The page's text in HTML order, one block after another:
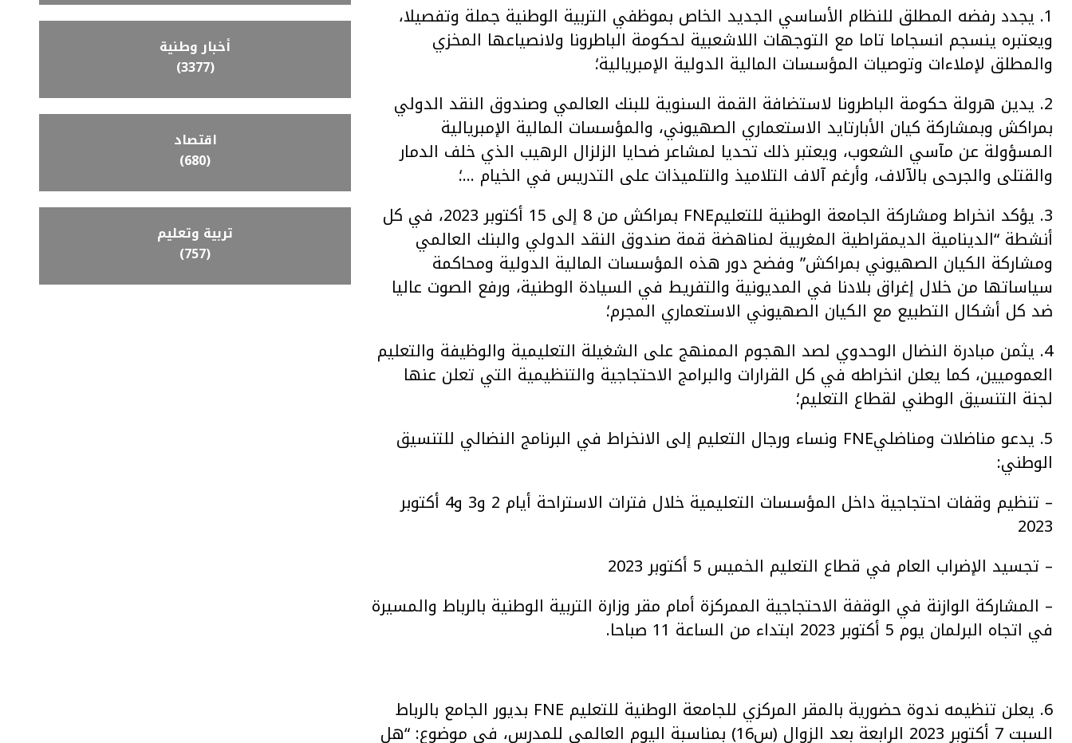
1. يجدد رفضه المطلق للنظام الأساسي الجديد الخاص بموظفي التربية الوطنية جملة وتفصيلا،
ويعتبره ينسجم انسجاما تاما مع التوجهات اللاشعبية لحكومة الباطرونا ولانصياعها المخزي
والمطلق لإملاءات وتوصيات المؤسسات المالية الدولية الإمبريالية؛
2. يدين هرولة حكومة الباطرونا لاستضافة القمة السنوية للبنك العالمي وصندوق النقد الدولي
بمراكش وبمشاركة كيان الأبارتايد الاستعماري الصهيوني، والمؤسسات المالية الإمبريالية
المسؤولة عن مآسي الشعوب، ويعتبر ذلك تحديا لمشاعر ضحايا الزلزال الرهيب الذي خلف الدمار
والقتلى والجرحى بالآلاف، وأرغم آلاف التلاميذ والتلميذات على التدريس في الخيام …؛
3. يؤكد انخراط ومشاركة الجامعة الوطنية للتعليمFNE بمراكش من 8 إلى 15 أكتوبر 2023، في كل
أنشطة “الدينامية الديمقراطية المغربية لمناهضة قمة صندوق النقد الدولي والبنك العالمي
ومشاركة الكيان الصهيوني بمراكش” وفضح دور هذه المؤسسات المالية الدولية ومحاكمة
سياساتها من خلال إغراق بلادنا في المديونية والتفريط في السيادة الوطنية، ورفع الصوت عاليا
ضد كل أشكال التطبيع مع الكيان الصهيوني الاستعماري المجرم؛
4. يثمن مبادرة النضال الوحدوي لصد الهجوم الممنهج على الشغيلة التعليمية والوظيفة والتعليم
العموميين، كما يعلن انخراطه في كل القرارات والبرامج الاحتجاجية والتنظيمية التي تعلن عنها
لجنة التنسيق الوطني لقطاع التعليم؛
5. يدعو مناضلات ومناضليFNE ونساء ورجال التعليم إلى الانخراط في البرنامج النضالي للتنسيق
الوطني:
– تنظيم وقفات احتجاجية داخل المؤسسات التعليمية خلال فترات الاستراحة أيام 2 و3 و4 أكتوبر
2023
– تجسيد الإضراب العام في قطاع التعليم الخميس 5 أكتوبر 2023
– المشاركة الوازنة في الوقفة الاحتجاجية الممركزة أمام مقر وزارة التربية الوطنية بالرباط والمسيرة
في اتجاه البرلمان يوم 5 أكتوبر 2023 ابتداء من الساعة 11 صباحا.
6. يعلن تنظيمه ندوة حضورية بالمقر المركزي للجامعة الوطنية للتعليم FNE بديور الجامع بالرباط
السبت 7 أكتوبر 2023 الرابعة بعد الزوال (س16) بمناسبة اليوم العالمي للمدرس، في موضوع: “هل
أخبار وطنية
(3377)
اقتصاد
(680)
تربية وتعليم
(757)